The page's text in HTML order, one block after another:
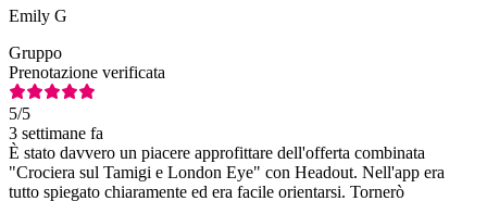
Emily G
Gruppo
Prenotazione verificata
5/5
3 settimane fa
È stato davvero un piacere approfittare dell'offerta combinata
"Crociera sul Tamigi e London Eye" con Headout. Nell'app era
tutto spiegato chiaramente ed era facile orientarsi. Tornerò